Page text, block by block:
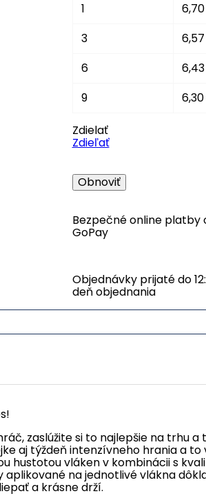
1
3
6
9
Zdielať
Zdieľať
Bezpečné online
GoPay
Objednávky prijaté do
deň objednania
zaslúžite si to najlepšie na trhu
aj týždeň intenzívneho hrania a to
hustotou vláken v kombinácii s
na jednotlivé vlákna
a krásne drží.